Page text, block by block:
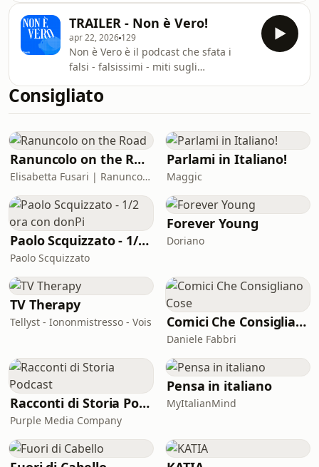
relat
Trade gratuiti da utilizzare in 3 mesi
con il codice OG050SPT. Offerta valida
per nuovi conti, leggi il regolamento
per saperne di più:
https://fineco.mobi/50ordini
Messaggio pubblicitario con finalità
promozionale. Per tutte le condizioni
relative ai prodotti e ai servizi
TRAILER - Non è Vero!
apr 22, 2026 129
Non è Vero è il podcast che sfata i
falsi - falsissimi - miti sugli
Da "Investire è solo per ricchi" a “In
Borsa si perdono solo soldi" fino a
sarò vecchio". Una produzione Il
Punto Media S.r.l.
Consigliato
Ranuncolo on the Road
Elisabetta Fusari | Ranuncolo Libri
Parlami in Italiano!
Maggic
Paolo Scquizzato - 1/2 ora con donPi
Paolo Scquizzato
Forever Young
Doriano
TV Therapy
Tellyst - Iononmistresso - Vois Comici Che Consigliano Cose
Daniele Fabbri
Racconti di Storia Podcast
Purple Media Company
Pensa in italiano
MyItalianMind